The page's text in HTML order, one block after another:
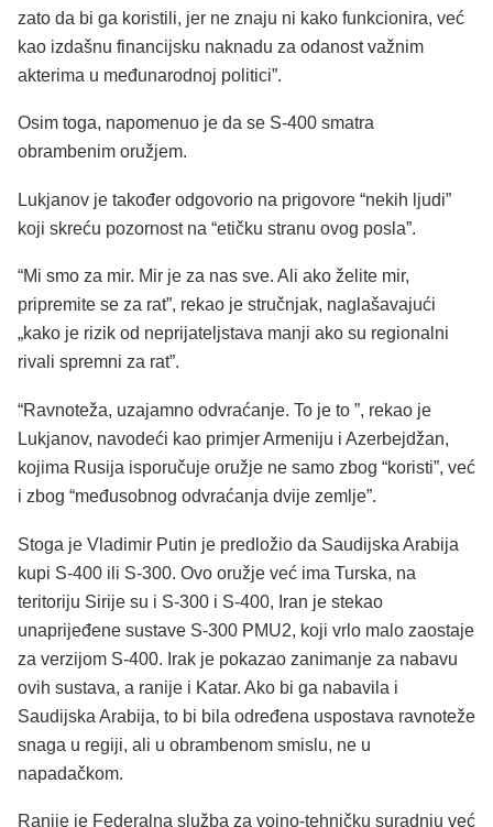
zato da bi ga koristili, jer ne znaju ni kako funkcionira, već
kao izdašnu financijsku naknadu za odanost važnim
akterima u međunarodnoj politici”.
Osim toga, napomenuo je da se S-400 smatra
obrambenim oružjem.
Lukjanov je također odgovorio na prigovore “nekih ljudi”
koji skreću pozornost na “etičku stranu ovog posla”.
“Mi smo za mir. Mir je za nas sve. Ali ako želite mir,
pripremite se za rat”, rekao je stručnjak, naglašavajući
„kako je rizik od neprijateljstava manji ako su regionalni
rivali spremni za rat”.
“Ravnoteža, uzajamno odvraćanje. To je to ”, rekao je
Lukjanov, navodeći kao primjer Armeniju i Azerbejdžan,
kojima Rusija isporučuje oružje ne samo zbog “koristi”, već
i zbog “međusobnog odvraćanja dvije zemlje”.
Stoga je Vladimir Putin je predložio da Saudijska Arabija
kupi S-400 ili S-300. Ovo oružje već ima Turska, na
teritoriju Sirije su i S-300 i S-400, Iran je stekao
unaprijeđene sustave S-300 PMU2, koji vrlo malo zaostaje
za verzijom S-400. Irak je pokazao zanimanje za nabavu
ovih sustava, a ranije i Katar. Ako bi ga nabavila i
Saudijska Arabija, to bi bila određena uspostava ravnoteže
snaga u regiji, ali u obrambenom smislu, ne u
napadačkom.
Ranije je Federalna služba za vojno-tehničku suradnju već